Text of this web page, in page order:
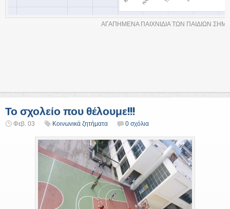
ΑΓΑΠΗΜΕΝΑ ΠΑΙΧΝΙΔΙΑ ΤΩΝ ΠΑΙΔΙΩΝ
Το σχολείο που θέλουμε!!!
Φεβ. 03 Κοινωνικά ζητήματα 0 σχόλια